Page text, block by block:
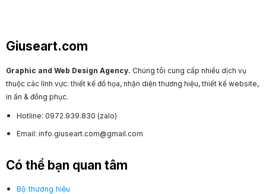
Giuseart.com
Graphic and Web Design Agency. Chúng tôi cung cấp nhiều dịch vụ
thuộc các lĩnh vực: thiết kế đồ họa, nhận diện thương hiệu, thiết kế website,
in ấn & đồng phục.
Hotline: 0972.939.830 (zalo)
Email: info.giuseart.com@gmail.com
Có thể bạn quan tâm
Bộ thương hiệu